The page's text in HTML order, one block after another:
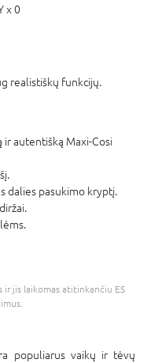
x 0
realistiškų funkcijų.
autentišką Maxi-Cosi
dalies pasukimo kryptį.
ir jis laikomas atitinkančiu ES
populiarus vaikų ir tėvų